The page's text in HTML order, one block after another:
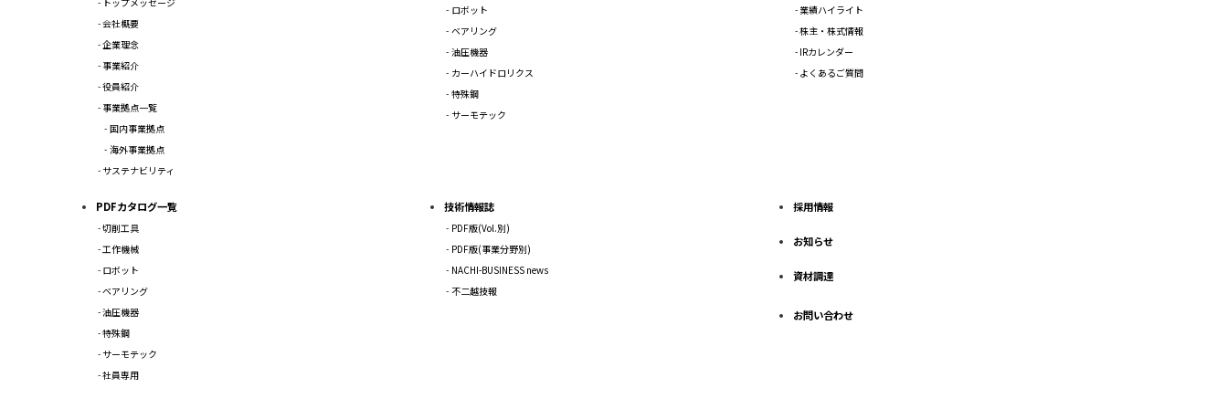
会社概要
企業理念
事業紹介
役員紹介
事業拠点一覧
国内事業拠点
海外事業拠点
サステナビリティ
ロボット
ベアリング
油圧機器
カーハイドロリクス
特殊鋼
サーモテック
業績ハイライト
株主・株式情報
IRカレンダー
よくあるご質問
PDFカタログ一覧
切削工具
工作機械
ロボット
ベアリング
油圧機器
特殊鋼
サーモテック
社員専用
技術情報誌
PDF版(Vol.別)
PDF版(事業分野別)
NACHI-BUSINESS news
不二越技報
採用情報
お知らせ
資材調達
お問い合わせ